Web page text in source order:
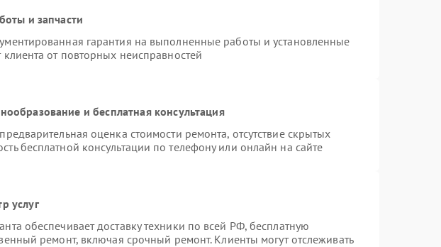
и запчасти
гарантия на выполненные работы и установленные
от повторных неисправностей
и бесплатная консультация
оценка стоимости ремонта, отсутствие скрытых
бесплатной консультации по телефону или онлайн на сайте
услуг
обеспечивает доставку техники по всей РФ, бесплатную
ремонт, включая срочный ремонт. Клиенты могут отслеживать